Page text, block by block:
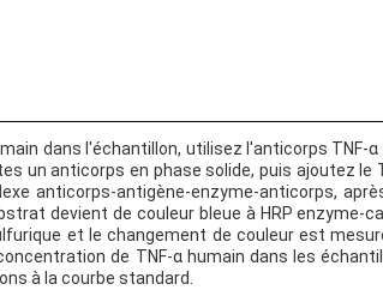
dans l'échantillon, utilisez l'anticorps TNF-
un anticorps en phase solide, puis ajoutez le
anticorps-antigène-enzyme-anticorps,
devient de couleur bleue à HRP enzyme-
et le changement de couleur est
de TNF-α humain dans les
à la courbe standard.